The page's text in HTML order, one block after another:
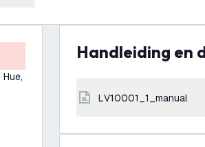
Handleiding en
LV10001_1_manual